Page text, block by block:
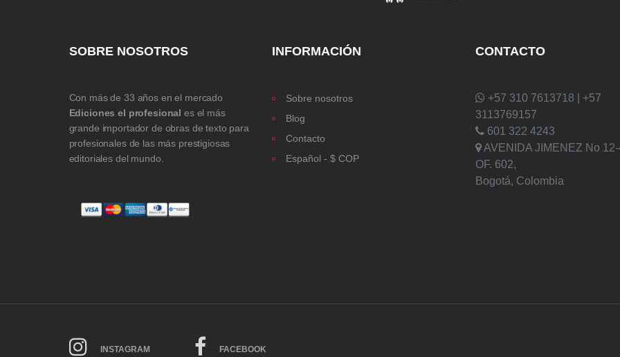
SOBRE NOSOTROS
Con más de 33 años en el mercado
Ediciones el profesional es el más
grande importador de obras de texto para
profesionales de las más prestigiosas
editoriales del mundo.
INFORMACIÓN
Sobre nosotros
Blog
Contacto
Español - $ COP
CONTACTO
+57 310 7613718 | +57
3113769157
601 322 4243
AVENIDA JIMENEZ No
OF. 602,
Bogotá, Colombia
INSTAGRAM FACEBOOK